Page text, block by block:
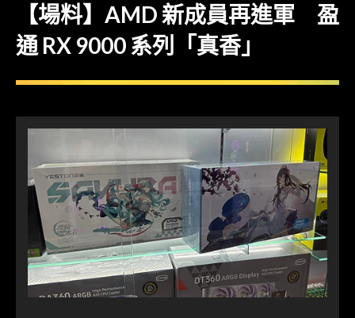
【場料】AMD 新成員再進軍 盈
通 RX 9000 系列「真香」